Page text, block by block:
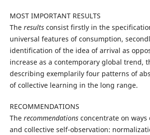
MOST IMPORTANT RESULTS
The results consist firstly in the
universal features of consumption,
identification of the idea of arrival as
increase as a contemporary global trend,
describing exemplarily four patterns of
of collective learning in the long range.
RECOMMENDATIONS
The recommendations concentrate on
and collective self-observation: